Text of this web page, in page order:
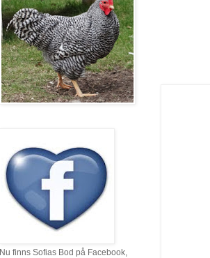
Nu finns Sofias Bod på Facebook,